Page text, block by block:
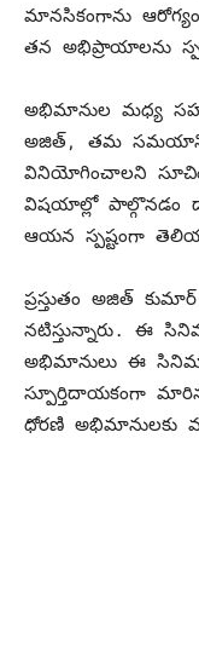
మానసికంగాను
తన అభిప్రాయాలను
అభిమానుల మధ్య
అజిత్, తమ సమయాన్ని
వినియోగించాలని
విషయాల్లో పాల్గొనడం
ఆయన స్పష్టంగా
ప్రస్తుతం అజిత్
నటిస్తున్నారు. ఈ
అభిమానులు ఈ
స్పూర్తిదాయకంగా
ధోరణి అభిమానులకు